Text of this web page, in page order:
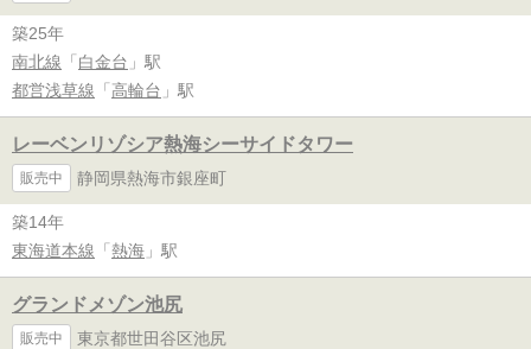
築25年
南北線 「 白金台 」駅
都営浅草線 「 高輪台 」駅
レーベンリゾシア熱海シーサイドタワー
販売中 静岡県熱海市銀座町
築14年
東海道本線 「 熱海 」駅
グランドメゾン池尻
販売中 東京都世田谷区池尻